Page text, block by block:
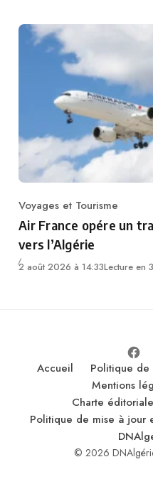
Category
Voyages et Tourisme
Air France opére un
vers l’Algérie
2 août 2026 à 14:33Lecture en
Accueil Politique
Mentions
Charte
Politique de mise à jour
© 2026